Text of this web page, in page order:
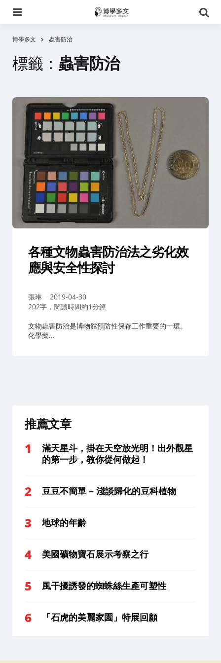
尋
博學多文 蟲害防治
標籤： 蟲害防治
各種文物蟲害防治法之劣化效
應與安全性探討
作
者：
張琳
2019-04-30
202字，閱讀時間約1分鐘
文物蟲害防治是博物館預防性保存工作重要的一環。
化學藥...
推薦文章
滿天星斗，掛在天空放光明！出外觀星
的第一步，教你從何做起！
豆豆不簡單 – 淺談歸化的豆科植物
地球的年齡
美國礦物寶石展示考察之行
風干擾誘發的蜘蛛絲生產可塑性
「石虎的美麗家園」特展回顧